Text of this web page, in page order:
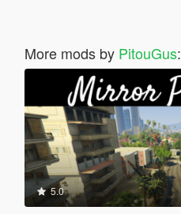
More mods by PitouGus:
5.0